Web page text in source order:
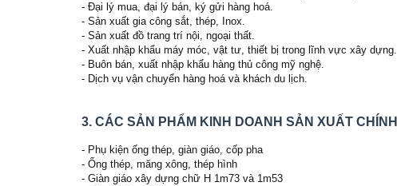
- Đại lý mua, đại lý bán, ký gửi hàng hoá.
- Sản xuất gia công sắt, thép, Inox.
- Sản xuất đồ trang trí nội, ngoại thất.
- Xuất nhập khẩu máy móc, vật tư, thiết bị trong lĩnh vực xây dựng.
- Buôn bán, xuất nhập khẩu hàng thủ công mỹ nghệ.
- Dịch vụ vận chuyển hàng hoá và khách du lịch.
3. CÁC SẢN PHẨM KINH DOANH SẢN XUẤT CHÍNH
- Phụ kiện ống thép, giàn giáo, cốp pha
- Ống thép, măng xông, thép hình
- Giàn giáo xây dựng chữ H 1m73 và 1m53